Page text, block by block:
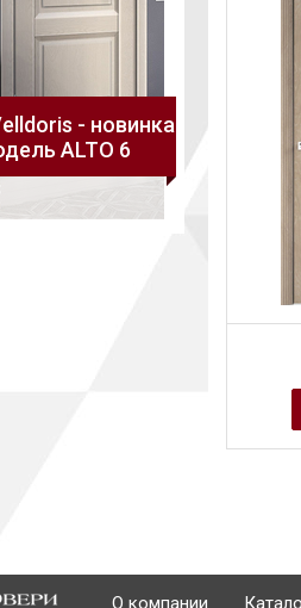
- новинка
ALTO 6
Завод
- модель
О компании